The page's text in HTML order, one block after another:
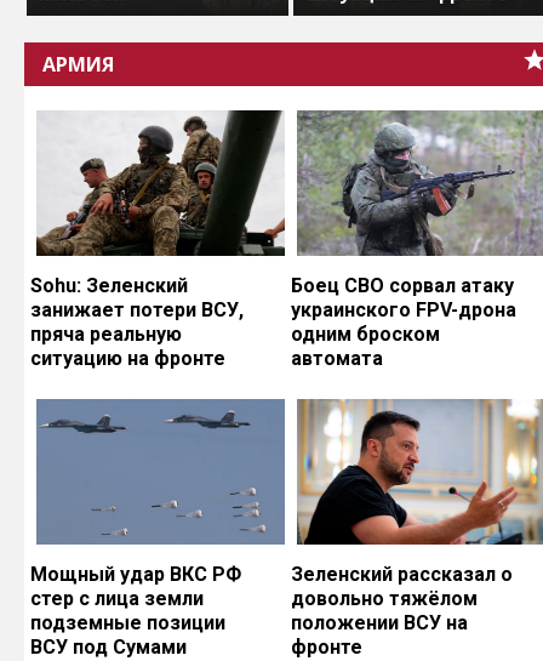
АРМИЯ
Sohu: Зеленский
занижает потери ВСУ,
пряча реальную
ситуацию на фронте
Боец СВО сорвал атаку
украинского FPV-дрона
одним броском
автомата
Мощный удар ВКС РФ
стер с лица земли
подземные позиции
ВСУ под Сумами
Зеленский рассказал о
довольно тяжёлом
положении ВСУ на
фронте